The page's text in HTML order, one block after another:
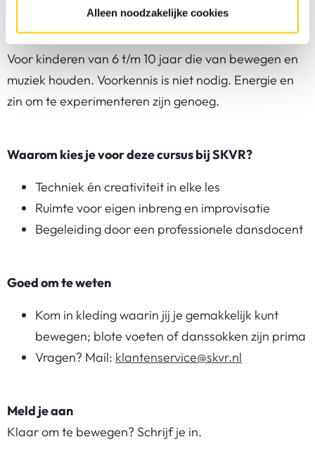
Alleen noodzakelijke cookies
Voor wie is deze cursus?
Voor kinderen van 6 t/m 10 jaar die van bewegen en
muziek houden. Voorkennis is niet nodig. Energie en
zin om te experimenteren zijn genoeg.
Waarom kies je voor deze cursus bij SKVR?
Techniek én creativiteit in elke les
Ruimte voor eigen inbreng en improvisatie
Begeleiding door een professionele dansdocent
Goed om te weten
Kom in kleding waarin jij je gemakkelijk kunt
bewegen; blote voeten of danssokken zijn prima
Vragen? Mail: klantenservice@skvr.nl
Meld je aan
Klaar om te bewegen? Schrijf je in.